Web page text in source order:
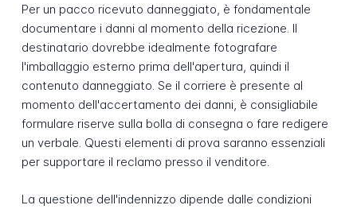
Per un pacco ricevuto danneggiato, è fondamentale
documentare i danni al momento della ricezione. Il
destinatario dovrebbe idealmente fotografare
l'imballaggio esterno prima dell'apertura, quindi il
contenuto danneggiato. Se il corriere è presente al
momento dell'accertamento dei danni, è consigliabile
formulare riserve sulla bolla di consegna o fare redigere
un verbale. Questi elementi di prova saranno essenziali
per supportare il reclamo presso il venditore.
La questione dell'indennizzo dipende dalle condizioni